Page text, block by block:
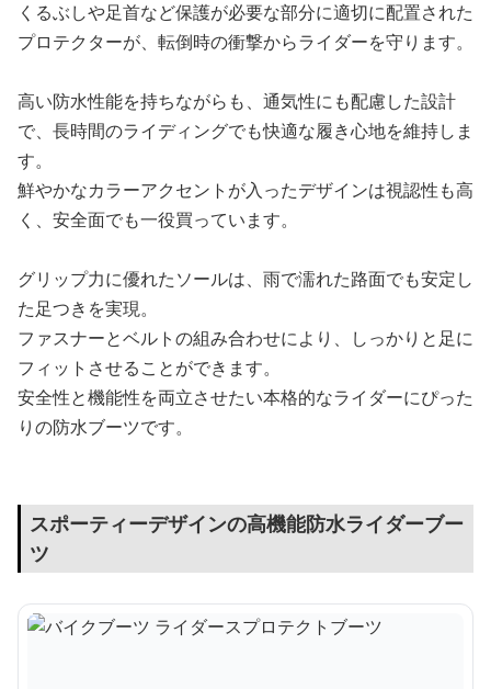
くるぶしや足首など保護が必要な部分に適切に配置された
プロテクターが、転倒時の衝撃からライダーを守ります。
高い防水性能を持ちながらも、通気性にも配慮した設計
で、長時間のライディングでも快適な履き心地を維持しま
す。
鮮やかなカラーアクセントが入ったデザインは視認性も高
く、安全面でも一役買っています。
グリップ力に優れたソールは、雨で濡れた路面でも安定し
た足つきを実現。
ファスナーとベルトの組み合わせにより、しっかりと足に
フィットさせることができます。
安全性と機能性を両立させたい本格的なライダーにぴった
りの防水ブーツです。
スポーティーデザインの高機能防水ライダーブー
ツ